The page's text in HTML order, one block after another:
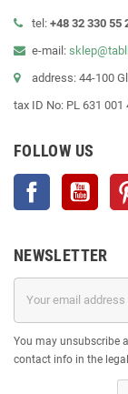
tel: +48 32 330 55
e-mail:
address: 44-100
tax ID No: PL 631 001
FOLLOW US
Facebook
NEWSLETTER
You may unsubscribe
contact info in the